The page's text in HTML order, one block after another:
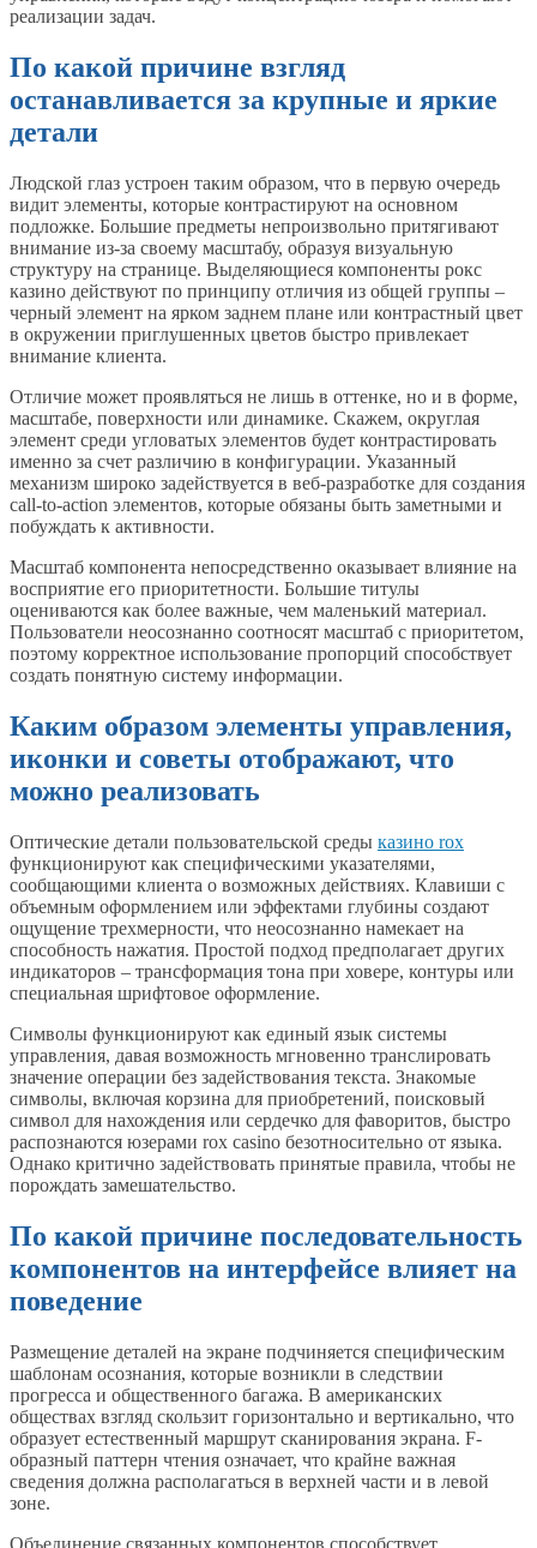
реализации задач.
По какой причине взгляд
останавливается за крупные и яркие
детали
Людской глаз устроен таким образом, что в первую очередь
видит элементы, которые контрастируют на основном
подложке. Большие предметы непроизвольно притягивают
внимание из-за своему масштабу, образуя визуальную
структуру на странице. Выделяющиеся компоненты рокс
казино действуют по принципу отличия из общей группы –
черный элемент на ярком заднем плане или контрастный цвет
в окружении приглушенных цветов быстро привлекает
внимание клиента.
Отличие может проявляться не лишь в оттенке, но и в форме,
масштабе, поверхности или динамике. Скажем, округлая
элемент среди угловатых элементов будет контрастировать
именно за счет различию в конфигурации. Указанный
механизм широко задействуется в веб-разработке для создания
call-to-action элементов, которые обязаны быть заметными и
побуждать к активности.
Масштаб компонента непосредственно оказывает влияние на
восприятие его приоритетности. Большие титулы
оцениваются как более важные, чем маленький материал.
Пользователи неосознанно соотносят масштаб с приоритетом,
поэтому корректное использование пропорций способствует
создать понятную систему информации.
Каким образом элементы управления,
иконки и советы отображают, что
можно реализовать
Оптические детали пользовательской среды казино rox
функционируют как специфическими указателями,
сообщающими клиента о возможных действиях. Клавиши с
объемным оформлением или эффектами глубины создают
ощущение трехмерности, что неосознанно намекает на
способность нажатия. Простой подход предполагает других
индикаторов – трансформация тона при ховере, контуры или
специальная шрифтовое оформление.
Символы функционируют как единый язык системы
управления, давая возможность мгновенно транслировать
значение операции без задействования текста. Знакомые
символы, включая корзина для приобретений, поисковый
символ для нахождения или сердечко для фаворитов, быстро
распознаются юзерами rox casino безотносительно от языка.
Однако критично задействовать принятые правила, чтобы не
порождать замешательство.
По какой причине последовательность
компонентов на интерфейсе влияет на
поведение
Размещение деталей на экране подчиняется специфическим
шаблонам осознания, которые возникли в следствии
прогресса и общественного багажа. В американских
обществах взгляд скользит горизонтально и вертикально, что
образует естественный маршрут сканирования экрана. F-
образный паттерн чтения означает, что крайне важная
сведения должна располагаться в верхней части и в левой
зоне.
Объединение связанных компонентов способствует